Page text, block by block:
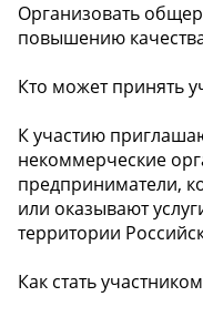
Организовать
повышению
Кто может принять
К участию
некоммерческие
предприниматели,
или оказывают
территории
Как стать